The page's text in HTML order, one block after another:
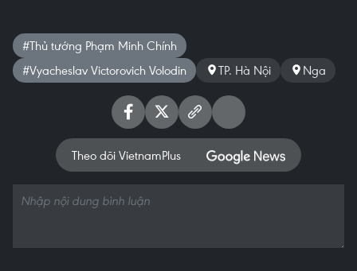
#Thủ tướng Phạm Minh Chính
#Vyacheslav Victorovich Volodin
TP. Hà Nội Nga
Theo dõi VietnamPlus